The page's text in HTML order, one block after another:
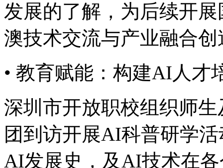
发展的了解，为后续开
澳技术交流与产业融合
• 教育赋能：构建AI人
深圳市开放职校组织师
团到访开展AI科普研学活
AI发展史，及AI技术在